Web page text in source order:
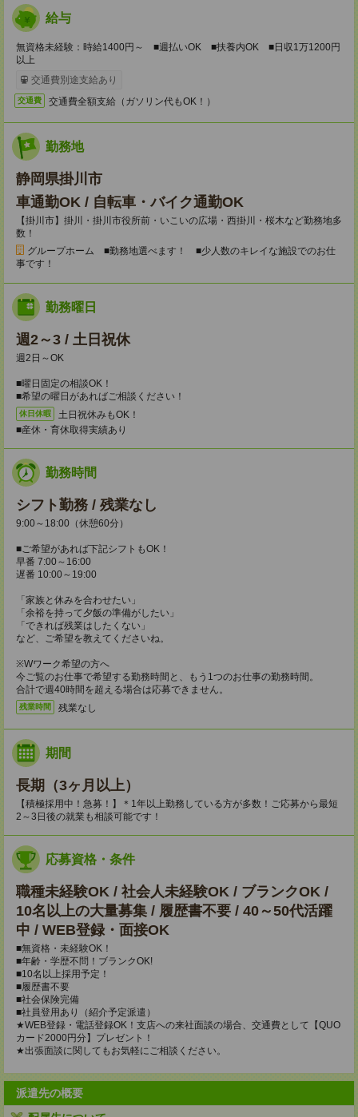
給与
無資格未経験：時給1400円～ ■週払いOK ■扶養内OK ■日収1万1200円
以上
交通費別途支給あり
交通費 交通費全額支給（ガソリン代もOK！）
勤務地
静岡県掛川市
車通勤OK / 自転車・バイク通勤OK
【掛川市】掛川・掛川市役所前・いこいの広場・西掛川・桜木など勤務地多
数！
グループホーム ■勤務地選べます！ ■少人数のキレイな施設でのお仕
事です！
勤務曜日
週2～3 / 土日祝休
週2日～OK
■曜日固定の相談OK！
■希望の曜日があればご相談ください！
休日休暇
土日祝休みもOK！
■産休・育休取得実績あり
勤務時間
シフト勤務 / 残業なし
9:00～18:00（休憩60分）
■ご希望があれば下記シフトもOK！
早番 7:00～16:00
遅番 10:00～19:00
「家族と休みを合わせたい」
「余裕を持って夕飯の準備がしたい」
「できれば残業はしたくない」
など、ご希望を教えてくださいね。
※Wワーク希望の方へ
今ご覧のお仕事で希望する勤務時間と、もう1つのお仕事の勤務時間。
合計で週40時間を超える場合は応募できません。
残業時間 残業なし
期間
長期（3ヶ月以上）
【積極採用中！急募！】＊1年以上勤務している方が多数！ご応募から最短
2～3日後の就業も相談可能です！
応募資格・条件
職種未経験OK / 社会人未経験OK / ブランクOK /
10名以上の大量募集 / 履歴書不要 / 40～50代活躍
中 / WEB登録・面接OK
■無資格・未経験OK！
■年齢・学歴不問！ブランクOK!
■10名以上採用予定！
■履歴書不要
■社会保険完備
■社員登用あり（紹介予定派遣）
★WEB登録・電話登録OK！支店への来社面談の場合、交通費として【QUO
カード2000円分】プレゼント！
★出張面談に関してもお気軽にご相談ください。
派遣先の概要